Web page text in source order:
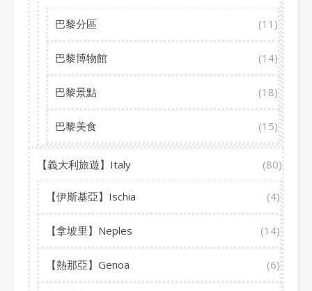
巴黎分區 (11)
巴黎博物館 (14)
巴黎景點 (18)
巴黎美食 (15)
【義大利旅遊】Italy (80)
【伊斯基亞】Ischia (4)
【拿坡里】Neples (14)
【熱那亞】Genoa (6)